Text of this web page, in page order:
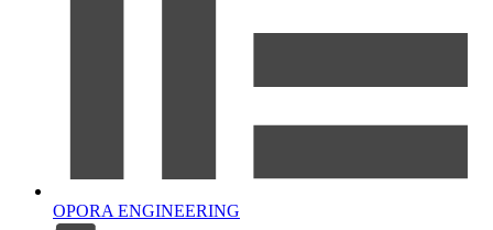
OPORA ENGINEERING